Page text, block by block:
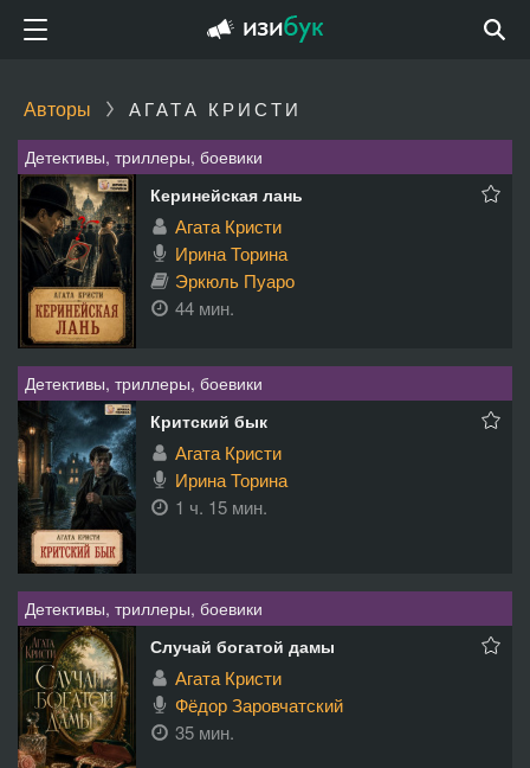
Авторы АГАТА КРИСТИ
Детективы, триллеры, боевики
Керинейская лань
Агата Кристи
Ирина Торина
Эркюль Пуаро
44 мин.
Детективы, триллеры, боевики
Критский бык
Агата Кристи
Ирина Торина
1 ч. 15 мин.
Детективы, триллеры, боевики
Случай богатой дамы
Агата Кристи
Фёдор Заровчатский
35 мин.